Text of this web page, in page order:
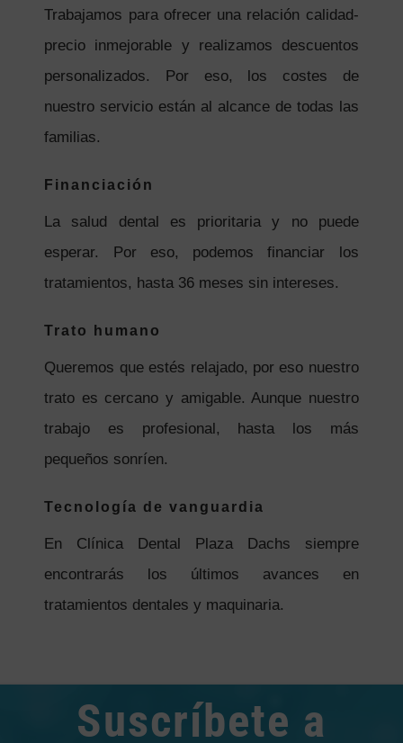
Trabajamos para ofrecer una relación calidad-
precio inmejorable y realizamos descuentos
personalizados. Por eso, los costes de
nuestro servicio están al alcance de todas las
familias.
Financiación
La salud dental es prioritaria y no puede
esperar. Por eso, podemos financiar los
tratamientos, hasta 36 meses sin intereses.
Trato humano
Queremos que estés relajado, por eso nuestro
trato es cercano y amigable. Aunque nuestro
trabajo es profesional, hasta los más
pequeños sonríen.
Tecnología de vanguardia
En Clínica Dental Plaza Dachs siempre
encontrarás los últimos avances en
tratamientos dentales y maquinaria.
Suscríbete a